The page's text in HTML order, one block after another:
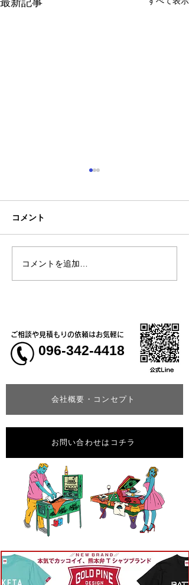
最新記事
コメント
コメントを追加…
会社概要・コンセプト
ご相談や見積もりの依頼はお気軽に
096-342-4418
お問い合わせはコチラ